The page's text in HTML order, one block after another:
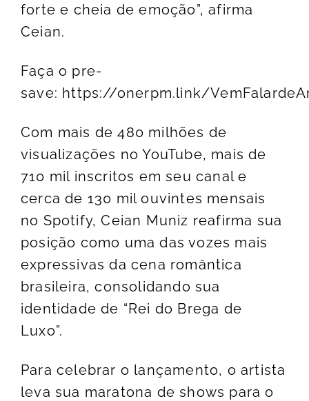
forte e cheia de emoção”, afirma
Ceian.
Faça o pre-
save: https://onerpm.link/
Com mais de 480 milhões de
visualizações no YouTube, mais de
710 mil inscritos em seu canal e
cerca de 130 mil ouvintes mensais
no Spotify, Ceian Muniz reafirma sua
posição como uma das vozes mais
expressivas da cena romântica
brasileira, consolidando sua
identidade de “Rei do Brega de
Luxo”.
Para celebrar o lançamento, o artista
leva sua maratona de shows para o